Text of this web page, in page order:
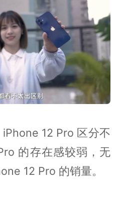
12 Pro 区分不
的存在感较弱，无
12 Pro 的销量。